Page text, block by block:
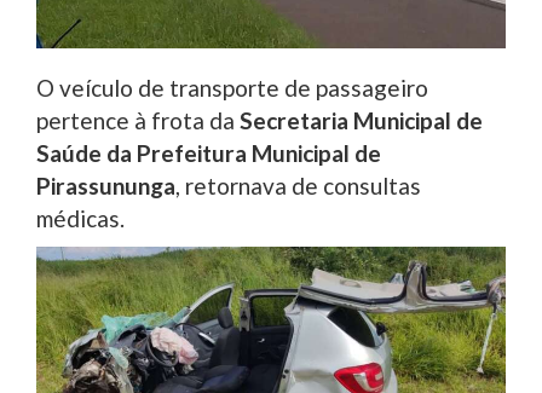
O veículo de transporte de passageiro
pertence à frota da Secretaria Municipal de
Saúde da Prefeitura Municipal de
Pirassununga, retornava de consultas
médicas.